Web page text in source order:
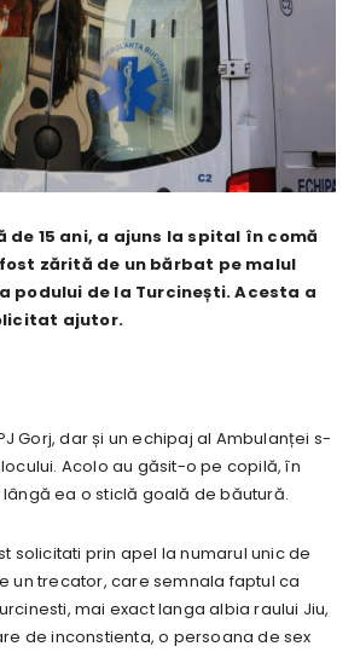
de 15 ani, a ajuns la spital în comă
zărită de un bărbat pe malul
podului de la Turcinești. Acesta a
ajutor.
Gorj, dar și un echipaj al Ambulanței s-
Acolo au găsit-o pe copilă, în
ea o sticlă goală de băutură.
solicitati prin apel la numarul unic de
un trecator, care semnala faptul ca
mai exact langa albia raului Jiu,
de inconstienta, o persoana de sex